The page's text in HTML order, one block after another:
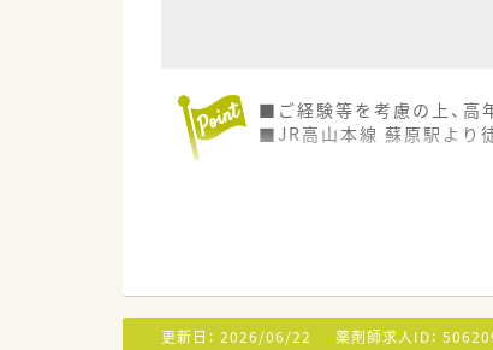
■ご経験等を考慮の上、高
■JR高山本線 蘇原駅より
更新日： 2026/06/22 薬剤師求人ID：